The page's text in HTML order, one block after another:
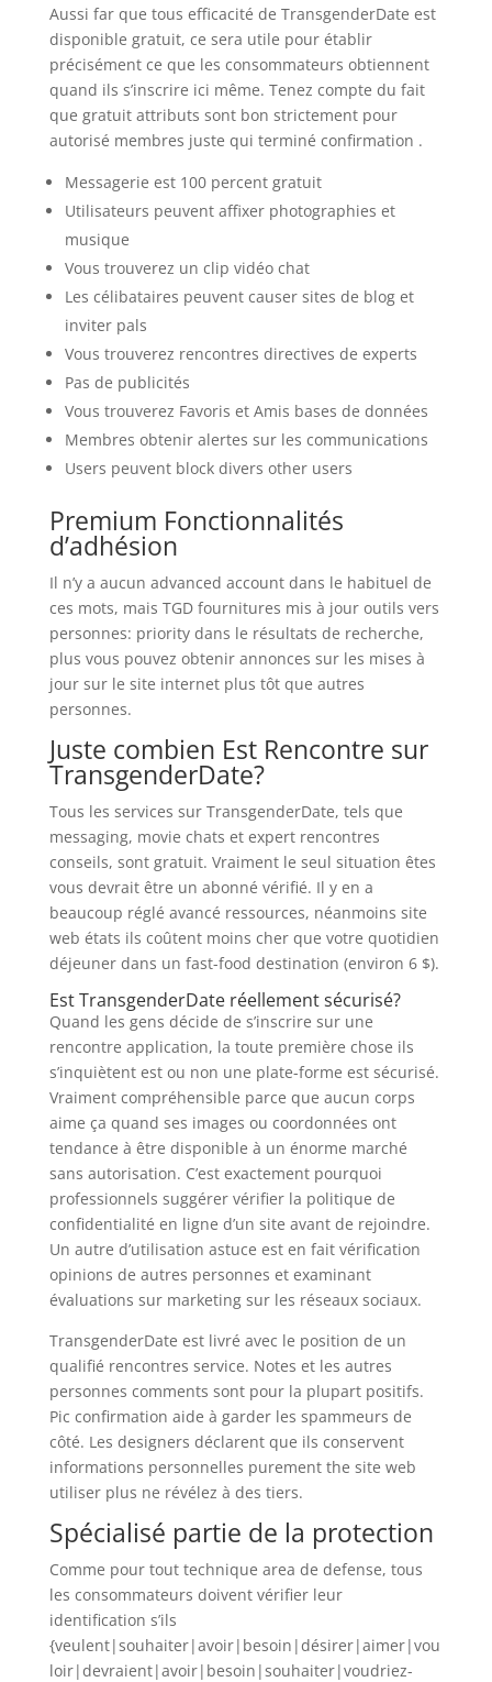
Aussi far que tous efficacité de TransgenderDate est
disponible gratuit, ce sera utile pour établir
précisément ce que les consommateurs obtiennent
quand ils s’inscrire ici même. Tenez compte du fait
que gratuit attributs sont bon strictement pour
autorisé membres juste qui terminé confirmation .
Messagerie est 100 percent gratuit
Utilisateurs peuvent affixer photographies et
musique
Vous trouverez un clip vidéo chat
Les célibataires peuvent causer sites de blog et
inviter pals
Vous trouverez rencontres directives de experts
Pas de publicités
Vous trouverez Favoris et Amis bases de données
Membres obtenir alertes sur les communications
Users peuvent block divers other users
Premium Fonctionnalités
d’adhésion
Il n’y a aucun advanced account dans le habituel de
ces mots, mais TGD fournitures mis à jour outils vers
personnes: priority dans le résultats de recherche,
plus vous pouvez obtenir annonces sur les mises à
jour sur le site internet plus tôt que autres
personnes.
Juste combien Est Rencontre sur
TransgenderDate?
Tous les services sur TransgenderDate, tels que
messaging, movie chats et expert rencontres
conseils, sont gratuit. Vraiment le seul situation êtes
vous devrait être un abonné vérifié. Il y en a
beaucoup réglé avancé ressources, néanmoins site
web états ils coûtent moins cher que votre quotidien
déjeuner dans un fast-food destination (environ 6 $).
Est TransgenderDate réellement sécurisé?
Quand les gens décide de s’inscrire sur une
rencontre application, la toute première chose ils
s’inquiètent est ou non une plate-forme est sécurisé.
Vraiment compréhensible parce que aucun corps
aime ça quand ses images ou coordonnées ont
tendance à être disponible à un énorme marché
sans autorisation. C’est exactement pourquoi
professionnels suggérer vérifier la politique de
confidentialité en ligne d’un site avant de rejoindre.
Un autre d’utilisation astuce est en fait vérification
opinions de autres personnes et examinant
évaluations sur marketing sur les réseaux sociaux.
TransgenderDate est livré avec le position de un
qualifié rencontres service. Notes et les autres
personnes comments sont pour la plupart positifs.
Pic confirmation aide à garder les spammeurs de
côté. Les designers déclarent que ils conservent
informations personnelles purement the site web
utiliser plus ne révélez à des tiers.
Spécialisé partie de la protection
Comme pour tout technique area de defense, tous
les consommateurs doivent vérifier leur
identification s’ils
{veulent|souhaiter|avoir|besoin|désirer|aimer|vou
loir|devraient|avoir|besoin|souhaiter|voudriez-